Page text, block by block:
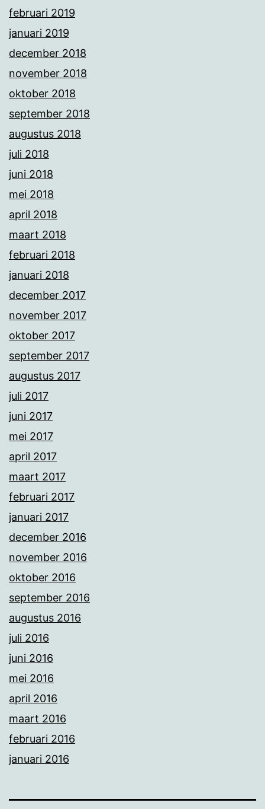
februari 2019
januari 2019
december 2018
november 2018
oktober 2018
september 2018
augustus 2018
juli 2018
juni 2018
mei 2018
april 2018
maart 2018
februari 2018
januari 2018
december 2017
november 2017
oktober 2017
september 2017
augustus 2017
juli 2017
juni 2017
mei 2017
april 2017
maart 2017
februari 2017
januari 2017
december 2016
november 2016
oktober 2016
september 2016
augustus 2016
juli 2016
juni 2016
mei 2016
april 2016
maart 2016
februari 2016
januari 2016